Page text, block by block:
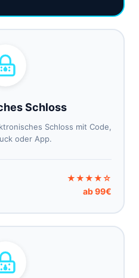
Schloss
Schloss mit Code,
oder App.
★★★★☆
ab 99€